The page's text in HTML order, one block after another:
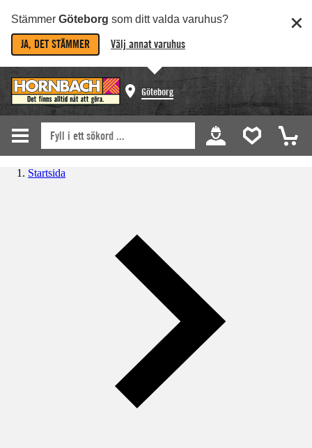
Stämmer Göteborg som ditt valda varuhus?
JA, DET STÄMMER Välj annat varuhus
Göteborg
Startsida